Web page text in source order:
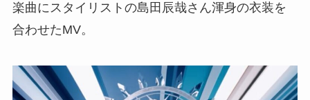
楽曲にスタイリストの島田辰哉さん渾身の衣装を
合わせたMV。